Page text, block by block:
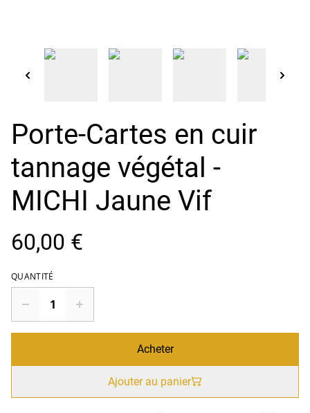
Porte-Cartes en cuir
tannage végétal -
MICHI Jaune Vif
60,00 €
QUANTITÉ
Acheter
Ajouter au panier